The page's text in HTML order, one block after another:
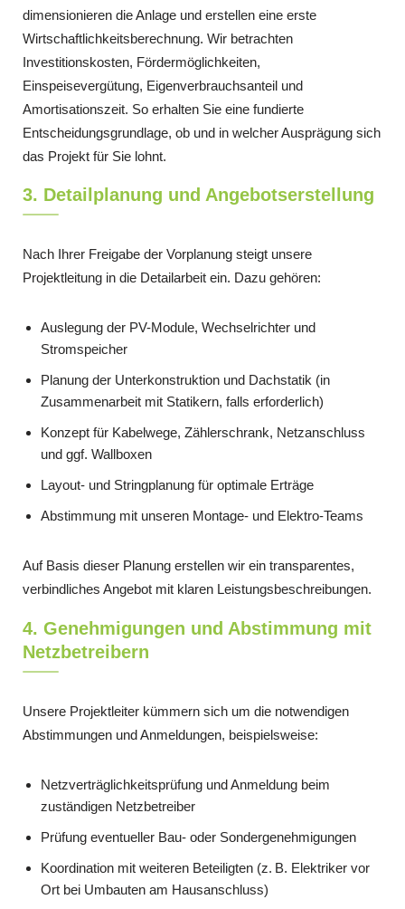
dimensionieren die Anlage und erstellen eine erste
Wirtschaftlichkeitsberechnung. Wir betrachten
Investitionskosten, Fördermöglichkeiten,
Einspeisevergütung, Eigenverbrauchsanteil und
Amortisationszeit. So erhalten Sie eine fundierte
Entscheidungsgrundlage, ob und in welcher Ausprägung sich
das Projekt für Sie lohnt.
3. Detailplanung und Angebotserstellung
Nach Ihrer Freigabe der Vorplanung steigt unsere
Projektleitung in die Detailarbeit ein. Dazu gehören:
Auslegung der PV-Module, Wechselrichter und
Stromspeicher
Planung der Unterkonstruktion und Dachstatik (in
Zusammenarbeit mit Statikern, falls erforderlich)
Konzept für Kabelwege, Zählerschrank, Netzanschluss
und ggf. Wallboxen
Layout- und Stringplanung für optimale Erträge
Abstimmung mit unseren Montage- und Elektro-Teams
Auf Basis dieser Planung erstellen wir ein transparentes,
verbindliches Angebot mit klaren Leistungsbeschreibungen.
4. Genehmigungen und Abstimmung mit
Netzbetreibern
Unsere Projektleiter kümmern sich um die notwendigen
Abstimmungen und Anmeldungen, beispielsweise:
Netzverträglichkeitsprüfung und Anmeldung beim
zuständigen Netzbetreiber
Prüfung eventueller Bau- oder Sondergenehmigungen
Koordination mit weiteren Beteiligten (z. B. Elektriker vor
Ort bei Umbauten am Hausanschluss)